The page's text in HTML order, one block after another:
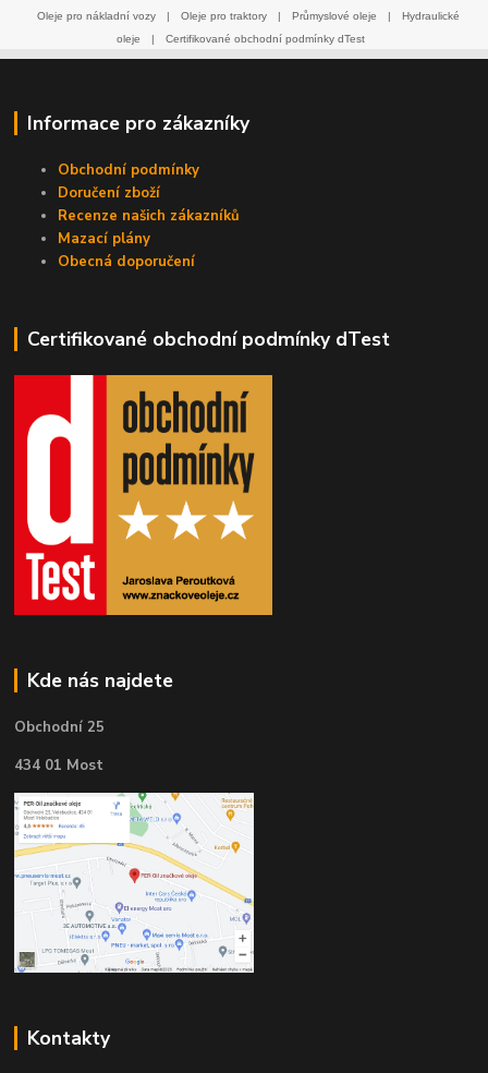
Oleje pro nákladní vozy
| Oleje pro traktory | Průmyslové oleje |
Hydraulické
oleje
| Certifikované obchodní podmínky dTest
Informace pro zákazníky
Obchodní podmínky
Doručení zboží
Recenze našich zákazníků
Mazací plány
Obecná doporučení
Certifikované obchodní podmínky dTest
Kde nás najdete
Obchodní 25
434 01 Most
Kontakty